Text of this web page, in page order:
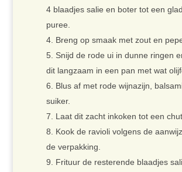
4 blaadjes salie en boter tot een
puree.
Breng op smaak met zout en
Snijd de rode ui in dunne ringen
dit langzaam in een pan met wat
Blus af met rode wijnazijn,
suiker.
Laat dit zacht inkoken tot een
Kook de ravioli volgens de
de verpakking.
Frituur de resterende blaadjes